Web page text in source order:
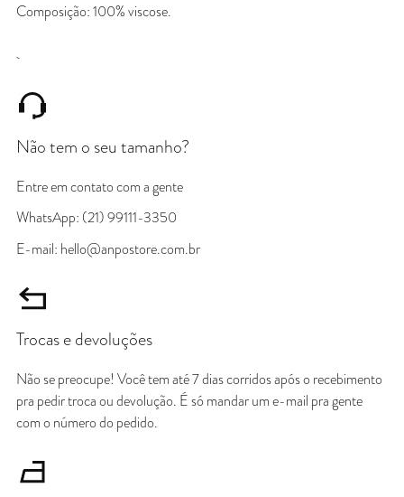
Composição: 100% viscose.
Não tem o seu tamanho?
Entre em contato com a gente
WhatsApp: (21) 99111-3350
E-mail: hello@anpostore.com.br
Trocas e devoluções
Não se preocupe! Você tem até 7 dias corridos após o recebimento
pra pedir troca ou devolução. É só mandar um e-mail pra gente
com o número do pedido.